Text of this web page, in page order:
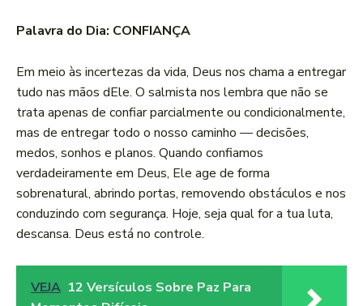
Palavra do Dia: CONFIANÇA
Em meio às incertezas da vida, Deus nos chama a entregar
tudo nas mãos dEle. O salmista nos lembra que não se
trata apenas de confiar parcialmente ou condicionalmente,
mas de entregar todo o nosso caminho — decisões,
medos, sonhos e planos. Quando confiamos
verdadeiramente em Deus, Ele age de forma
sobrenatural, abrindo portas, removendo obstáculos e nos
conduzindo com segurança. Hoje, seja qual for a tua luta,
descansa. Deus está no controle.
VEJA 12 Versículos Sobre Paz Para